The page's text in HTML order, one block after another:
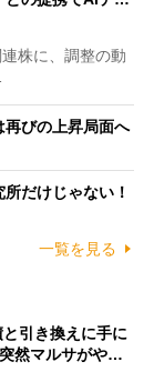
株に、調整の動
再びの上昇局面へ
だけじゃない！
一覧を見る
引き換えに手に
然マルサがや…